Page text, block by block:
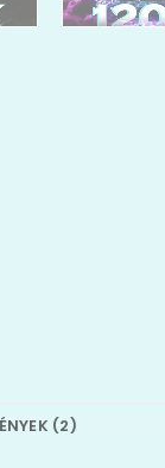
(2)